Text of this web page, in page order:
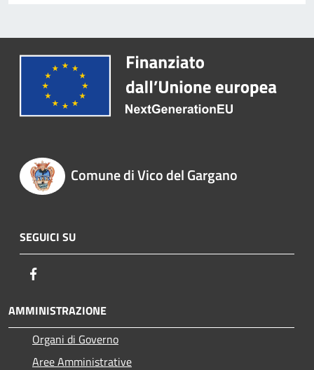
Comune di Vico del Gargano
SEGUICI SU
AMMINISTRAZIONE
Organi di Governo
Aree Amministrative